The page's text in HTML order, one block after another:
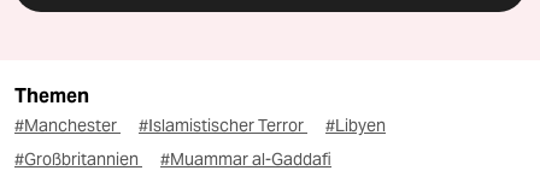
Themen
#Manchester #Islamistischer Terror
#Libyen
#Großbritannien
#Muammar al-Gaddafi